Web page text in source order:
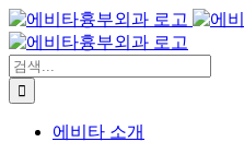
콘
텐
츠
로
건
검
색:
에비타 소개